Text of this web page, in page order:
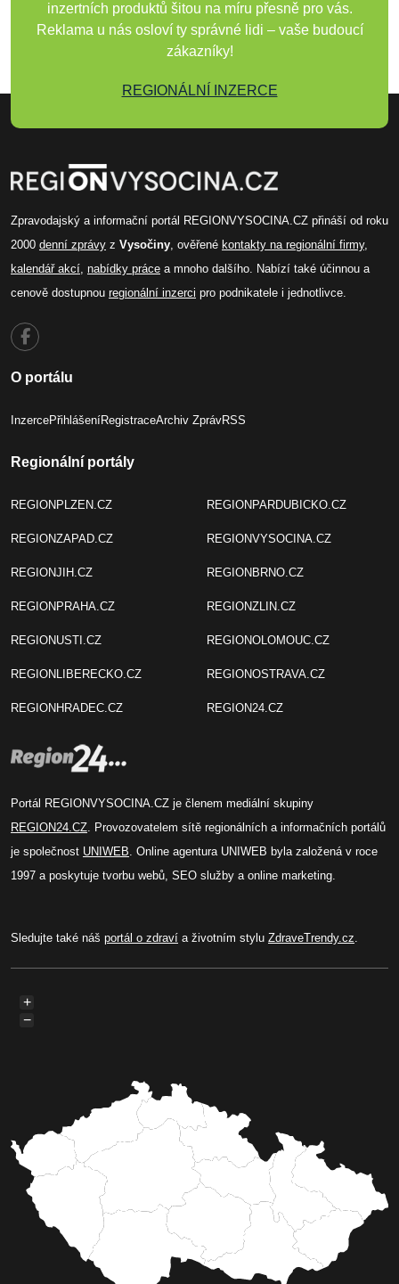
inzertních produktů šitou na míru přesně pro vás.
Reklama u nás osloví ty správné lidi – vaše budoucí
zákazníky!
REGIONÁLNÍ INZERCE
Zpravodajský a informační portál REGIONVYSOCINA.CZ přináší od roku
2000 denní zprávy z Vysočiny , ověřené kontakty na regionální firmy,
kalendář akcí nabídky práce a mnoho dalšího. Nabízí také účinnou a
cenově dostupnou regionální inzerci pro podnikatele i jednotlivce.
O portálu
InzercePřihlášeníRegistraceArchiv ZprávRSS
Regionální portály
REGIONPLZEN.CZ
REGIONZAPAD.CZ
REGIONJIH.CZ
REGIONPRAHA.CZ
REGIONUSTI.CZ
REGIONLIBERECKO.CZ
REGIONHRADEC.CZ
REGIONPARDUBICKO.CZ
REGIONVYSOCINA.CZ
REGIONBRNO.CZ
REGIONZLIN.CZ
REGIONOLOMOUC.CZ
REGIONOSTRAVA.CZ
REGION24.CZ
Portál REGIONVYSOCINA.CZ je členem mediální skupiny
REGION24.CZ . Provozovatelem sítě regionálních a informačních portálů
je společnost UNIWEB . Online agentura UNIWEB byla založená v roce
1997 a poskytuje tvorbu webů, SEO služby a online marketing.
Sledujte také náš portál o zdraví a životním stylu ZdraveTrendy.cz
+
−